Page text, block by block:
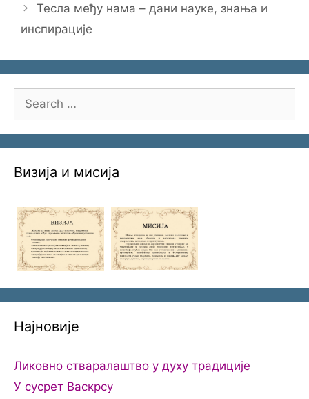
Тесла међу нама – дани науке, знања и
инспирације
for:
Визија и мисија
Најновије
Ликовно стваралаштво у духу традиције
У сусрет Васкрсу